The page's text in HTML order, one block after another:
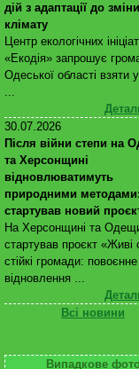
дій з адаптації до зміни
клімату
Центр екологічних
«Екодія» запрошує
Одеської області взяти
...
30.07.2026
Після війни степи на
та Херсонщині
відновлюватимуть
природними методами:
стартував новий
На Херсонщині та
стартував проєкт «Живі
стійкі громади: повоєнне
відновлення ...
Всі новини
Випадкове